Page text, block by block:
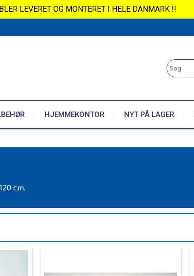
LEVERET OG MONTERET I HELE DANMARK !!
HJEMMEKONTOR NYT PÅ LAGER
cm.